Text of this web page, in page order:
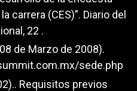
carrera (CES)”. Diario del
22 .
de Marzo de 2008).
sede.php
Requisitos previos